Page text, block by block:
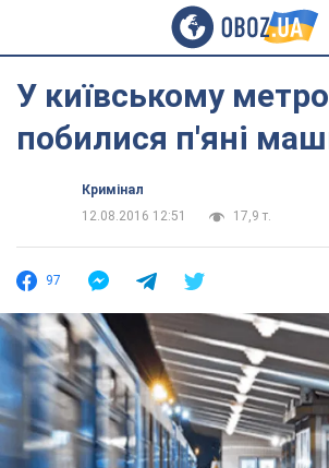
У київському метро
побилися п'яні
Кримінал
12.08.2016 12:51
17,9 т.
97